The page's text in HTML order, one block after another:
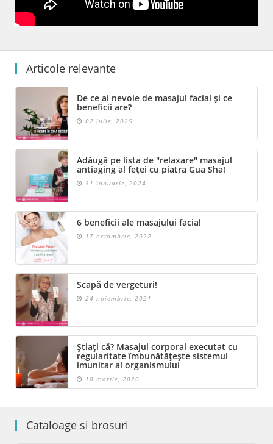
Articole relevante
De ce ai nevoie de masajul facial și ce
beneficii are?
02 iulie, 2025
Adăugă pe lista de "relaxare" masajul
antiaging al feței cu piatra Gua Sha!
31 ianuarie, 2024
6 beneficii ale masajului facial
17 octombrie, 2022
Scapă de vergeturi!
24 noiembrie, 2021
Știați că? Masajul corporal executat cu
regularitate îmbunătățește sistemul
imunitar al organismului
10 martie, 2020
Cataloage si brosuri